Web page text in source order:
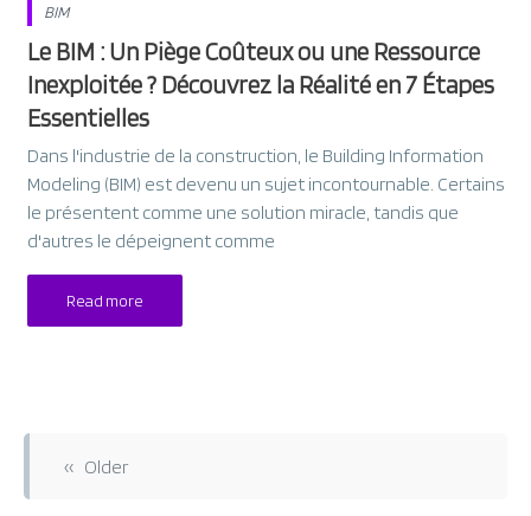
BIM
Le BIM : Un Piège Coûteux ou une Ressource
Inexploitée ? Découvrez la Réalité en 7 Étapes
Essentielles
Dans l'industrie de la construction, le Building Information
Modeling (BIM) est devenu un sujet incontournable. Certains
le présentent comme une solution miracle, tandis que
d'autres le dépeignent comme
Read more
a
‹‹ Older